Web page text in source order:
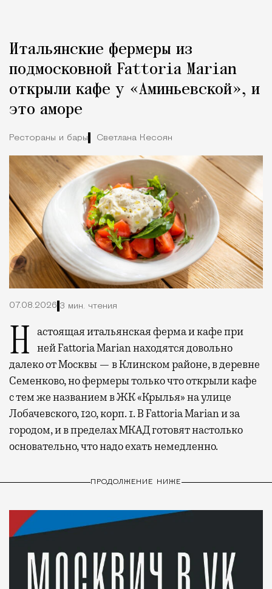
Город
Итальянские фермеры из
подмосковной Fattoria Marian
открыли кафе у «Аминьевской», и
это аморе
Рестораны и бары Светлана Кесоян
07.08.2026 3 мин. чтения
Настоящая итальянская ферма и кафе при ней Fattoria Marian находятся довольно
далеко от Москвы — в Клинском районе, в деревне
Семенково, но фермеры только что открыли кафе
с тем же названием в ЖК «Крылья» на улице
Лобачевского, 120, корп. 1. В Fattoria Marian и за
городом, и в пределах МКАД готовят настолько
основательно, что надо ехать немедленно.
ПРОДОЛЖЕНИЕ НИЖЕ